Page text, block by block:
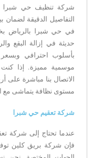
شركة تنظيف حي شبرا
التفاصيل الدقيقة
في حي شبرا بالرياض
حديثة في إزالة البقع
موسمية مميزة. إذا
الاتصال بنا مباشرة
مستوى نظافة يتماشى مع
شركة تعقيم حي شبرا
عندما تحتاج إلى شركة
فإن شركة بريق كلين